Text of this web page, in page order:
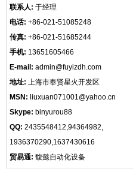
联系人: 于经理
电话: +86-021-51085248
传真: +86-021-51685244
手机: 13651605466
E-mail: admin@fuyizdh.com
地址: 上海市奉贤星火开发区
MSN: liuxuan071001@yahoo.cn
Skype: binyurou88
QQ: 2435548412,94364982,
1936370290,1637430616
贸易通: 馥懿自动化设备